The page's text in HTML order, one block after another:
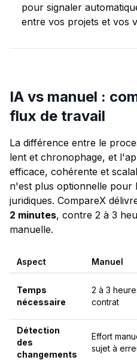
pour signaler
entre vos projets et vos
IA vs manuel :
flux de travail
La différence entre le
lent et chronophage, et
efficace, cohérente et
n'est plus optionnelle pour
juridiques. CompareX
2 minutes, contre 2 à 3
manuelle.
Aspect Manuel
Temps
nécessaire
2 à 3
contrat
Détection
des
changements
Effort
sujet à